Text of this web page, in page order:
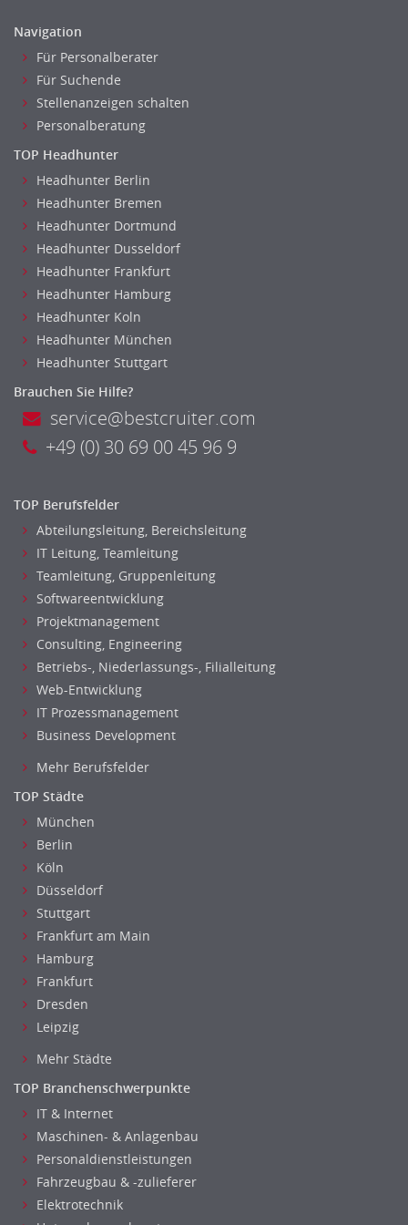
rec2rec
Recruiting, Personalmarketing
Referent
Anwaltschaft
Justiziariat, Rechtsabteilung
Notar-, Justizfachangestellter, Anwaltsfachgehilfe
Notariat
Richter, Justizbeamte
Analyst
Anlageberatung, Vermögensberatung
Asset-/Fonds-Management
Sicherheit
Banken, Finanzdienstleister und Versicherungen Finanzen
Firmenkundengeschäft
Investment-Banking
Banken, Finanzdienstleister und Versicherungen Leitung,
Privatkundengeschäft
Mathematik, Produkt, Statistik
Versicherung: Sachbearbeitung
Zahlungsverkehr
Berufsschule
Erwachsenenbildung
Erzieher
Kindergarten, KiTa, Vorschule
Bildung & Soziales Leitung, Teamleitung
Sozialarbeit
Fotografie, Video
Grafik- und Kommunikationsdesign
Medien-, Screen-, Webdesign
Modedesign, Schmuckdesign
Produktdesign, Industriedesign
Theater, Schauspiel, Musik, Tanz
Beschaffungslogistik
Disposition
Entsorgungslogistik
Fuhrparkmanagement
Lagerlogistik
Einkauf, Materialwirtschaft & Logistik Leitung, Teamleitung
Versicherungen
Naturwissenschaften & Forschung
Navigation
Für Personalberater
Für Suchende
Stellenanzeigen schalten
Personalberatung
TOP Headhunter
Headhunter Berlin
Headhunter Bremen
Headhunter Dortmund
Headhunter Dusseldorf
Headhunter Frankfurt
Headhunter Hamburg
Headhunter Koln
Headhunter München
Headhunter Stuttgart
Brauchen Sie Hilfe?
service@bestcruiter.com
+49 (0) 30 69 00 45 96 9
TOP Berufsfelder
Abteilungsleitung, Bereichsleitung
IT Leitung, Teamleitung
Teamleitung, Gruppenleitung
Softwareentwicklung
Projektmanagement
Consulting, Engineering
Betriebs-, Niederlassungs-, Filialleitung
Web-Entwicklung
IT Prozessmanagement
Business Development
Mehr Berufsfelder
TOP Städte
München
Berlin
Köln
Düsseldorf
Stuttgart
Frankfurt am Main
Hamburg
Frankfurt
Dresden
Leipzig
Mehr Städte
TOP Branchenschwerpunkte
IT & Internet
Maschinen- & Anlagenbau
Personaldienstleistungen
Fahrzeugbau & -zulieferer
Elektrotechnik